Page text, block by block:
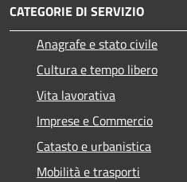
CATEGORIE DI SERVIZIO
Anagrafe e stato civile
Cultura e tempo libero
Vita lavorativa
Imprese e Commercio
Catasto e urbanistica
Mobilità e trasporti